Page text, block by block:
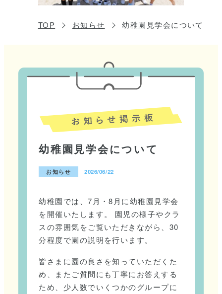
TOP お知らせ 幼稚園見学会について
幼稚園見学会について
お知らせ 2026/06/22
幼稚園では、7月・8月に幼稚園見学会
を開催いたします。 園児の様子やクラ
スの雰囲気をご覧いただきながら、30
分程度で園の説明を行います。
皆さまに園の良さを知っていただくた
め、またご質問にも丁寧にお答えする
ため、少人数でいくつかのグループに